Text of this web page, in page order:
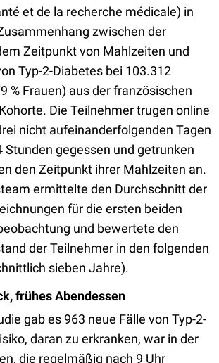
et de la recherche médicale) in
zwischen der
Zeitpunkt von Mahlzeiten und
Typ-2-Diabetes bei 103.312
% Frauen) aus der französischen
Die Teilnehmer trugen online
nicht aufeinanderfolgenden Tagen
Stunden gegessen und getrunken
den Zeitpunkt ihrer Mahlzeiten an.
ermittelte den Durchschnitt der
für die ersten beiden
und bewertete den
der Teilnehmer in den folgenden
sieben Jahre).
frühes Abendessen
gab es 963 neue Fälle von Typ-2-
daran zu erkranken, war in der
die regelmäßig nach 9 Uhr